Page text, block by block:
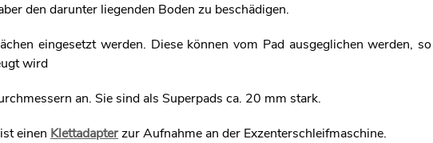
den darunter liegenden Boden zu beschädigen.
eingesetzt werden. Diese können vom Pad ausgeglichen werden, so
wird
an. Sie sind als Superpads ca. 20 mm stark.
einen Klettadapterzur Aufnahme an der Exzenterschleifmaschine.